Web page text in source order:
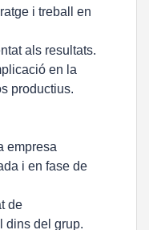
i treball en
als resultats.
en la
productius.
empresa
i en fase de
de
dins del grup.